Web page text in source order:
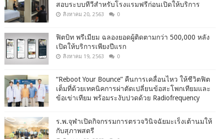
สอบระบบทีวีสำหรับโรงแรมฟรีก่อนเปิดให้บริการ
สิงหาคม 20, 2563 0
ฟิตบิท พรีเมียม ฉลองยอดผู้ติดตามกว่า 500,000 หลัง
เปิดให้บริการเพียงปีแรก
สิงหาคม 19, 2563 0
“Reboot Your Bounce” คืนการเคลื่อนไหว ให้ชีวิตฟิต
เต็มที่ด้วยเทคนิคการผ่าตัดเปลี่ยนข้อสะโพกเทียมและ
ข้อเข่าเทียม พร้อมระงับปวดด้วย Radiofrequency
ร.พ.จุฬาเปิดกิจกรรมการตรวจวินิจฉัยมะเร็งเต้านมให้
กับสุภาพสตรี